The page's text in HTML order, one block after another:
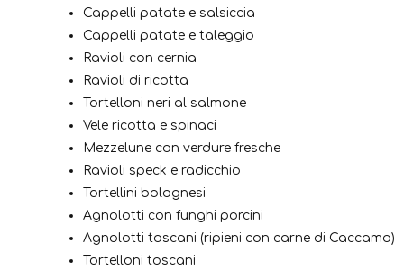
Cappelli patate e salsiccia
Cappelli patate e taleggio
Ravioli con cernia
Ravioli di ricotta
Tortelloni neri al salmone
Vele ricotta e spinaci
Mezzelune con verdure fresche
Ravioli speck e radicchio
Tortellini bolognesi
Agnolotti con funghi porcini
Agnolotti toscani (ripieni con carne di Caccamo)
Tortelloni toscani